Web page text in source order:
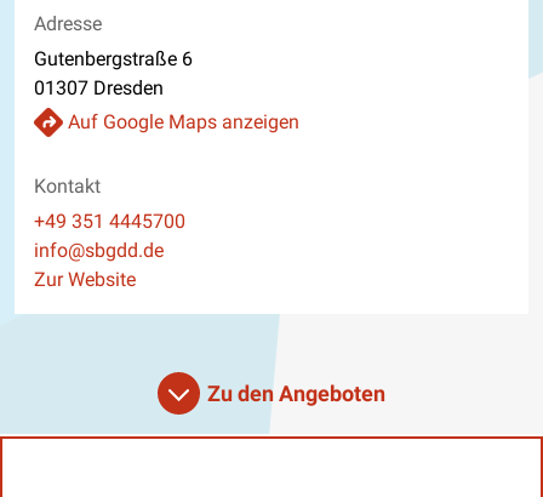
Adresse
Gutenbergstraße 6
01307 Dresden
Auf Google Maps anzeigen
Kontakt
Telefon
+49 351 4445700
E-Mail
info@sbgdd.de
Website
Zur Website
Zu den Angeboten